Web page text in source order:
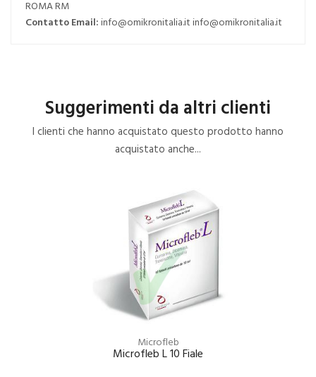
ROMA RM
Contatto Email:info@omikronitalia.it info@omikronitalia.it
Suggerimenti da altri clienti
I clienti che hanno acquistato questo prodotto hanno
acquistato anche...
Microfleb
Microfleb L 10 Fiale